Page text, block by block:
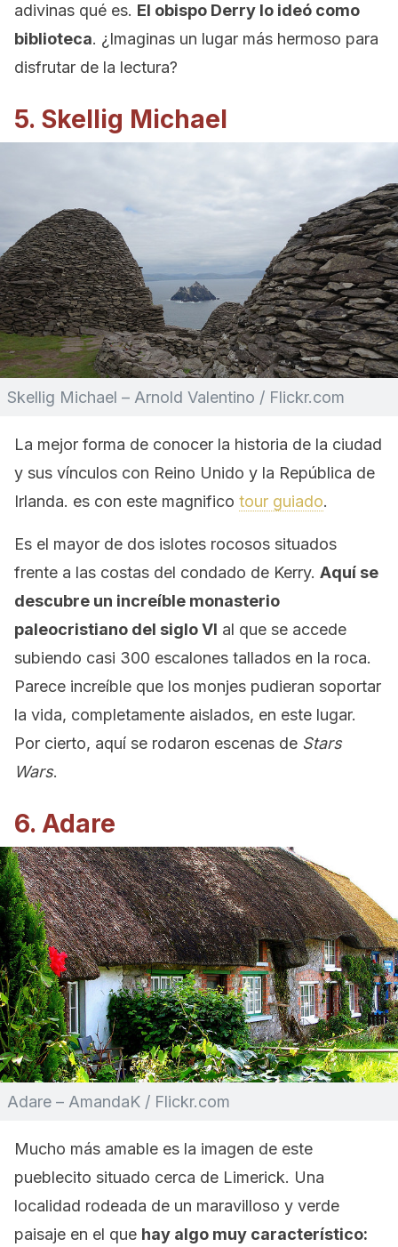
adivinas qué es. El obispo Derry lo ideó como
biblioteca. ¿Imaginas un lugar más hermoso para
disfrutar de la lectura?
5. Skellig Michael
Skellig Michael – Arnold Valentino / Flickr.com
La mejor forma de conocer la historia de la ciudad
y sus vínculos con Reino Unido y la República de
Irlanda. es con este magnifico tour guiado.
Es el mayor de dos islotes rocosos situados
frente a las costas del condado de Kerry. Aquí se
descubre un increíble monasterio
paleocristiano del siglo VI al que se accede
subiendo casi 300 escalones tallados en la roca.
Parece increíble que los monjes pudieran soportar
la vida, completamente aislados, en este lugar.
Por cierto, aquí se rodaron escenas de Stars
Wars.
6. Adare
Adare – AmandaK / Flickr.com
Mucho más amable es la imagen de este
pueblecito situado cerca de Limerick. Una
localidad rodeada de un maravilloso y verde
paisaje en el que hay algo muy característico: